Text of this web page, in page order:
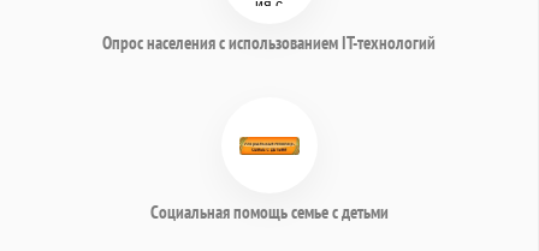
Опрос населения с использованием IT-технологий
Социальная помощь семье с детьми